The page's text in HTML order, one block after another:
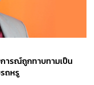
ารณ์ถูกทาบทามเป็น
ถหรู